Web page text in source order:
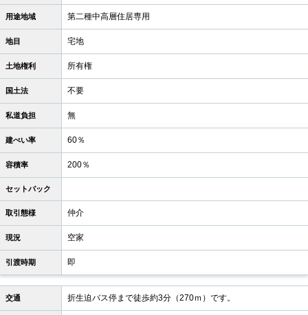
用途地域 第二種中高層住居専用
地目 宅地
土地権利 所有権
国土法 不要
私道負担 無
建ぺい率 60％
容積率 200％
セットバック
取引態様 仲介
現況 空家
引渡時期 即
交通 折生迫バス停まで徒歩約3分（270ｍ）です。